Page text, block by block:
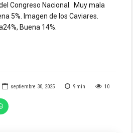
septiembre 30, 2025 9 min 10
Congreso Nacional. Muy mala
5%. Imagen de los Caviares.
Buena 14%.